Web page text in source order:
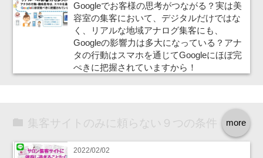
Googleでお客様の思考がつながる？実は美
容室の集客において、デジタルだけではな
く、リアルな地域アナログ集客にも、
Googleの影響力は多大になっている？アナ
タの行動はスマホを通じてGoogleにほぼ完
ぺきに把握されていますから！
more
集客サイトのみに頼らない９つの条件
2022/02/02